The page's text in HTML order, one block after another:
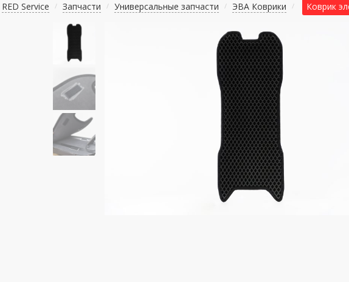
RED Service / Запчасти / Универсальные запчасти / ЭВА Коврики / Коврик